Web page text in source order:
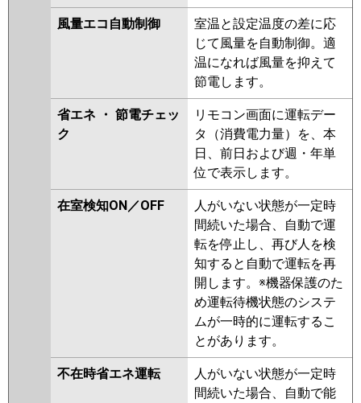
風量エコ自動制御
室温と設定温度の差に応
じて風量を自動制御。適
温になれば風量を抑えて
節電します。
省エネ ・ 節電チェッ
ク
リモコン画面に運転デー
タ（消費電力量）を、本
日、前日および週・年単
位で表示します。
在室検知ON／OFF
人がいない状態が一定時
間続いた場合、自動で運
転を停止し、再び人を検
知すると自動で運転を再
開します。※機器保護のた
め運転待機状態のシステ
ムが一時的に運転するこ
とがあります。
不在時省エネ運転
人がいない状態が一定時
間続いた場合、自動で能